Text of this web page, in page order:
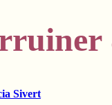
Sivert